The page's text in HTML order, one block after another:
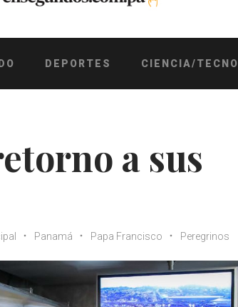
DEPORTES CIENCIA/TECNO
a sus
Panamá Papa Francisco Peregrinos